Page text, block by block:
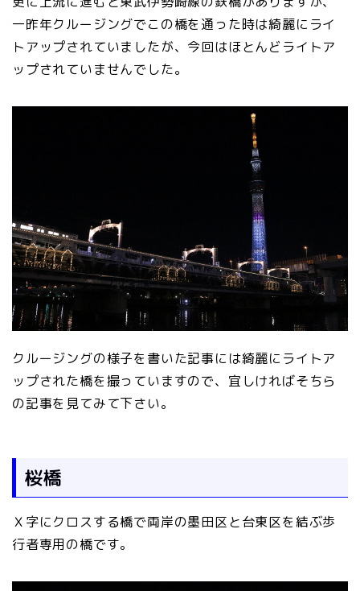
一昨年クルージングでこの橋を通った時は綺麗にライ
トアップされていましたが、今回はほとんどライトア
ップされていませんでした。
クルージングの様子を書いた記事には綺麗にライトア
ップされた橋を撮っていますので、宜しければそちら
の記事を見てみて下さい。
桜橋
Ｘ字にクロスする橋で両岸の墨田区と台東区を結ぶ歩
行者専用の橋です。